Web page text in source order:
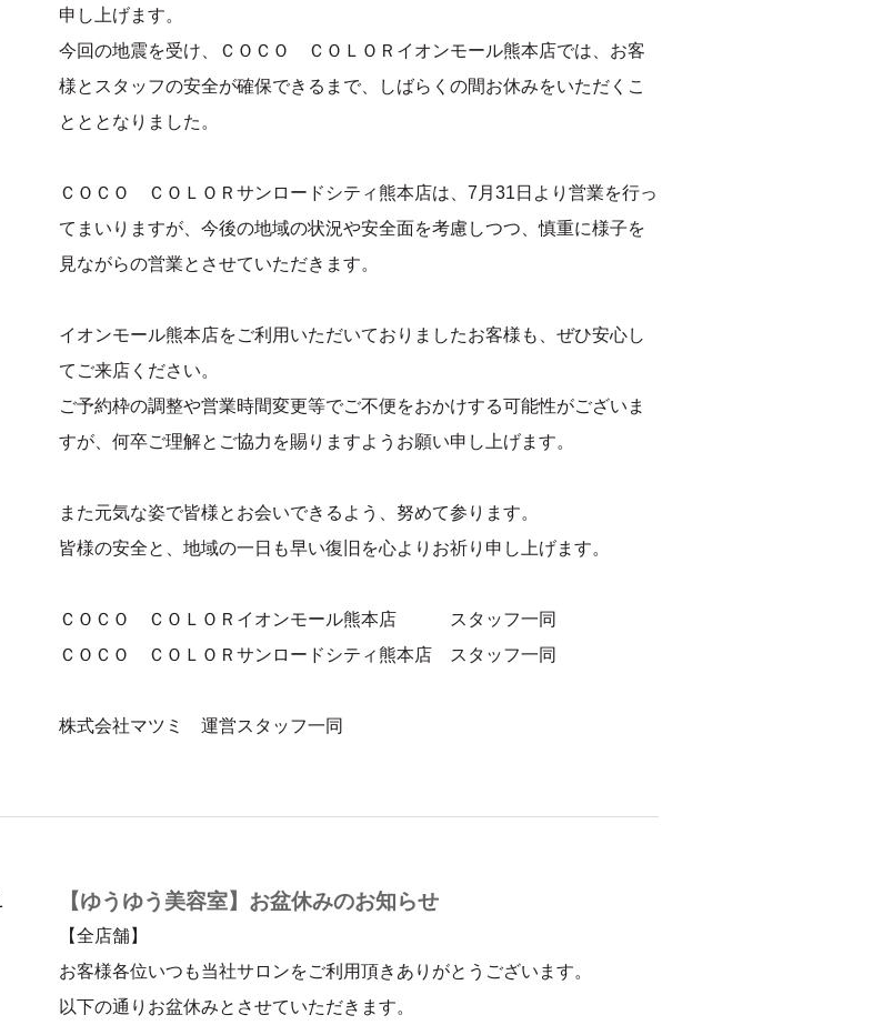
申し上げます。
今回の地震を受け、ＣＯＣＯ ＣＯＬＯＲイオンモール熊本店では、お客
様とスタッフの安全が確保できるまで、しばらくの間お休みをいただくこ
とととなりました。
ＣＯＣＯ ＣＯＬＯＲサンロードシティ熊本店は、7月31日より営業を行っ
てまいりますが、今後の地域の状況や安全面を考慮しつつ、慎重に様子を
見ながらの営業とさせていただきます。
イオンモール熊本店をご利用いただいておりましたお客様も、ぜひ安心し
てご来店ください。
ご予約枠の調整や営業時間変更等でご不便をおかけする可能性がございま
すが、何卒ご理解とご協力を賜りますようお願い申し上げます。
また元気な姿で皆様とお会いできるよう、努めて参ります。
皆様の安全と、地域の一日も早い復旧を心よりお祈り申し上げます。
ＣＯＣＯ ＣＯＬＯＲイオンモール熊本店 スタッフ一同
ＣＯＣＯ ＣＯＬＯＲサンロードシティ熊本店 スタッフ一同
株式会社マツミ 運営スタッフ一同
【ゆうゆう美容室】お盆休みのお知らせ
【全店舗】
お客様各位いつも当社サロンをご利用頂きありがとうございます。
以下の通りお盆休みとさせていただきます。